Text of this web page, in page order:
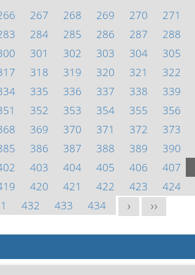
267 268 269 270 271
284 285 286 287 288
301 302 303 304 305
318 319 320 321 322
335 336 337 338 339
352 353 354 355 356
369 370 371 372 373
386 387 388 389 390
403 404 405 406 407
420 421 422 423 424
432 433 434 > >>